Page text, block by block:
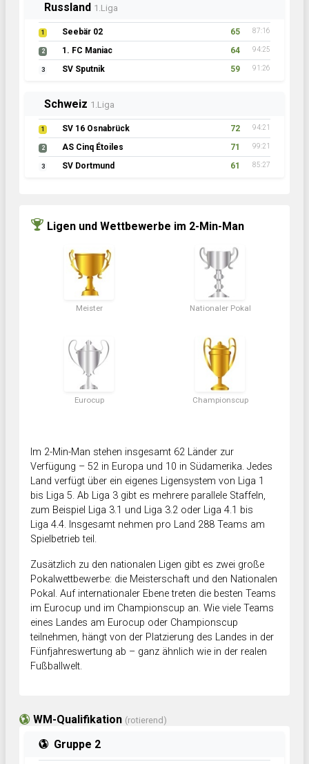
Russland 1.Liga
1 Seebär 02 65 87:16
2 1. FC Maniac 64 94:25
3 SV Sputnik 59 91:26
Schweiz 1.Liga
1 SV 16 Osnabrück 72 94:21
2 AS Cinq Étoiles 71 99:21
3 SV Dortmund 61 85:27
Ligen und Wettbewerbe im 2-Min-Man
Meister Nationaler Pokal
Eurocup Championscup
Im 2-Min-Man stehen insgesamt 62 Länder zur
Verfügung – 52 in Europa und 10 in Südamerika. Jedes
Land verfügt über ein eigenes Ligensystem von Liga 1
bis Liga 5. Ab Liga 3 gibt es mehrere parallele Staffeln,
zum Beispiel Liga 3.1 und Liga 3.2 oder Liga 4.1 bis
Liga 4.4. Insgesamt nehmen pro Land 288 Teams am
Spielbetrieb teil.
Zusätzlich zu den nationalen Ligen gibt es zwei große
Pokalwettbewerbe: die Meisterschaft und den Nationalen
Pokal. Auf internationaler Ebene treten die besten Teams
im Eurocup und im Championscup an. Wie viele Teams
eines Landes am Eurocup oder Championscup
teilnehmen, hängt von der Platzierung des Landes in der
Fünfjahreswertung ab – ganz ähnlich wie in der realen
Fußballwelt.
WM-Qualifikation (rotierend)
Gruppe 2